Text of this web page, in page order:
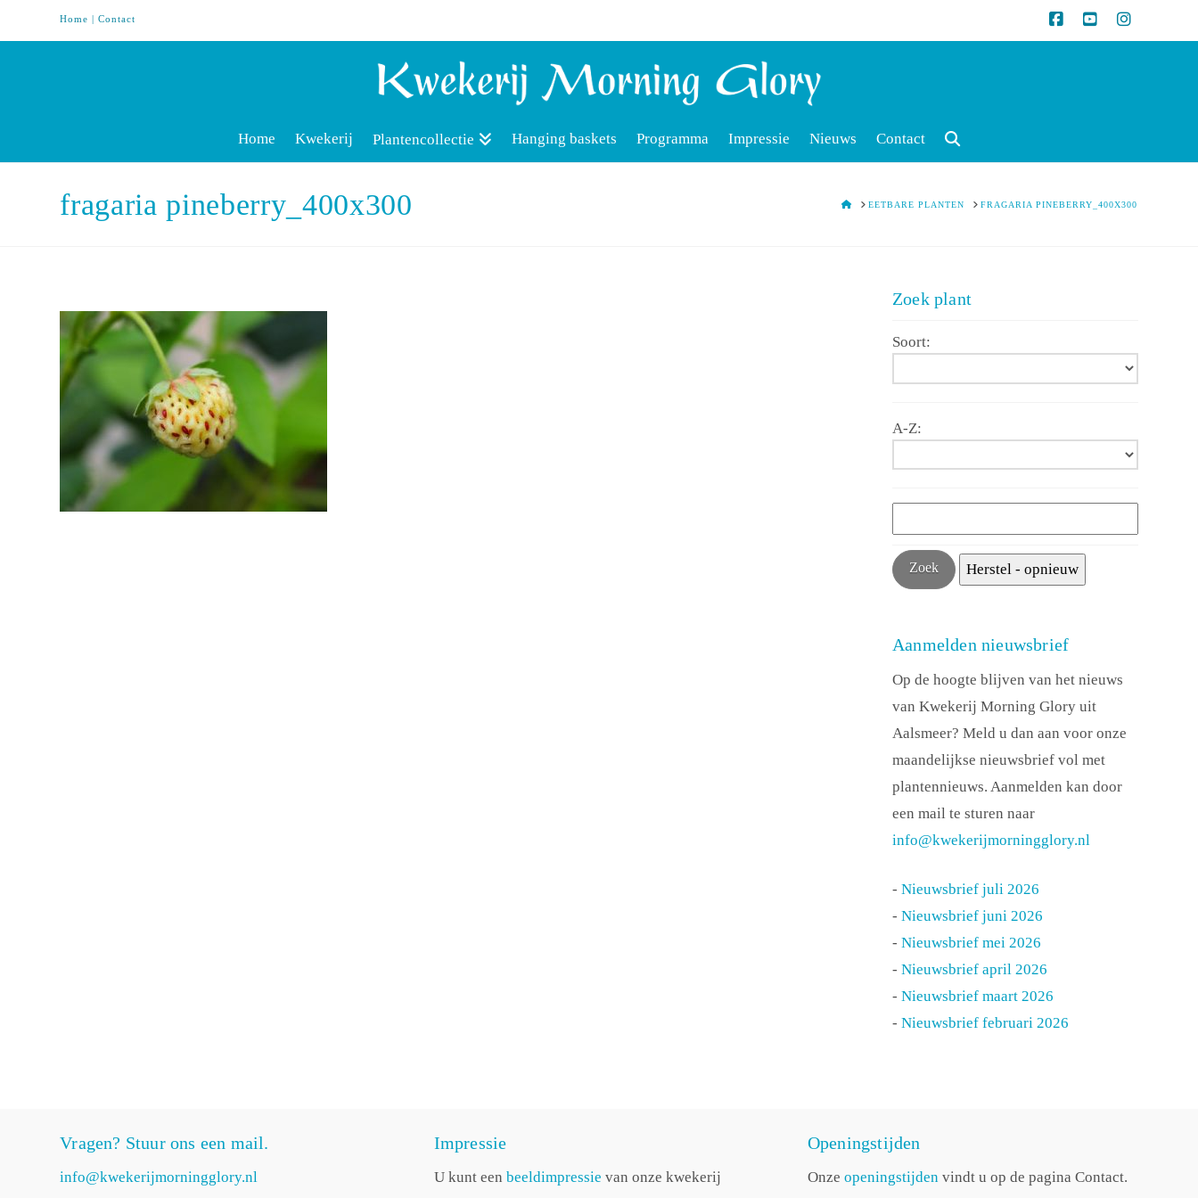
Home |Contact
Home Kwekerij Plantencollectie Hanging baskets Programma Impressie Nieuws Contact
fragaria pineberry_400x300 HOMEEETBARE PLANTEN FRAGARIA PINEBERRY_400X300
Zoek plant
Soort:
A-Z:
Aanmelden nieuwsbrief
Op de hoogte blijven van het nieuws
van Kwekerij Morning Glory uit
Aalsmeer? Meld u dan aan voor onze
maandelijkse nieuwsbrief vol met
plantennieuws. Aanmelden kan door
een mail te sturen naar
info@kwekerijmorningglory.nl
-Nieuwsbrief juli 2026
-Nieuwsbrief juni 2026
-Nieuwsbrief mei 2026
-Nieuwsbrief april 2026
-Nieuwsbrief maart 2026
-Nieuwsbrief februari 2026
Vragen? Stuur ons een mail.
info@kwekerijmorningglory.nl
Impressie
U kunt een beeldimpressie van onze kwekerij
Openingstijden
Onze openingstijdenvindt u op de pagina Contact.